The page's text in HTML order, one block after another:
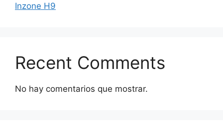
Inzone H9
Recent Comments
No hay comentarios que mostrar.